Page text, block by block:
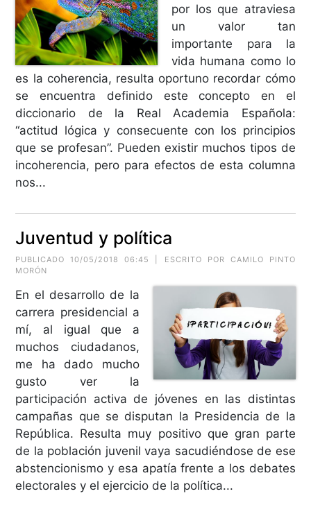
por los que atraviesa
un valor tan
importante para la
vida humana como lo
es la coherencia, resulta oportuno recordar cómo
se encuentra definido este concepto en el
diccionario de la Real Academia Española:
“actitud lógica y consecuente con los principios
que se profesan”. Pueden existir muchos tipos de
incoherencia, pero para efectos de esta columna
nos...
Juventud y política
PUBLICADO 10/05/2018 06:45 | ESCRITO POR CAMILO PINTO
MORÓN
En el desarrollo de la
carrera presidencial a
mí, al igual que a
muchos ciudadanos,
me ha dado mucho
gusto ver la
participación activa de jóvenes en las distintas
campañas que se disputan la Presidencia de la
República. Resulta muy positivo que gran parte
de la población juvenil vaya sacudiéndose de ese
abstencionismo y esa apatía frente a los debates
electorales y el ejercicio de la política...